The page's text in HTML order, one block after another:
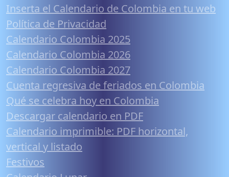
Inserta el Calendario de Colombia en tu web
Política de Privacidad
Calendario Colombia 2025
Calendario Colombia 2026
Calendario Colombia 2027
Cuenta regresiva de feriados en Colombia
Qué se celebra hoy en Colombia
Descargar calendario en PDF
Calendario imprimible: PDF horizontal,
vertical y listado
Festivos